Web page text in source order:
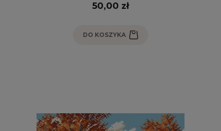
50,00 zł
DO KOSZYKA